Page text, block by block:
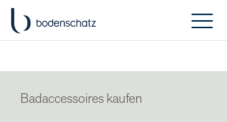
Badaccessoires kaufen